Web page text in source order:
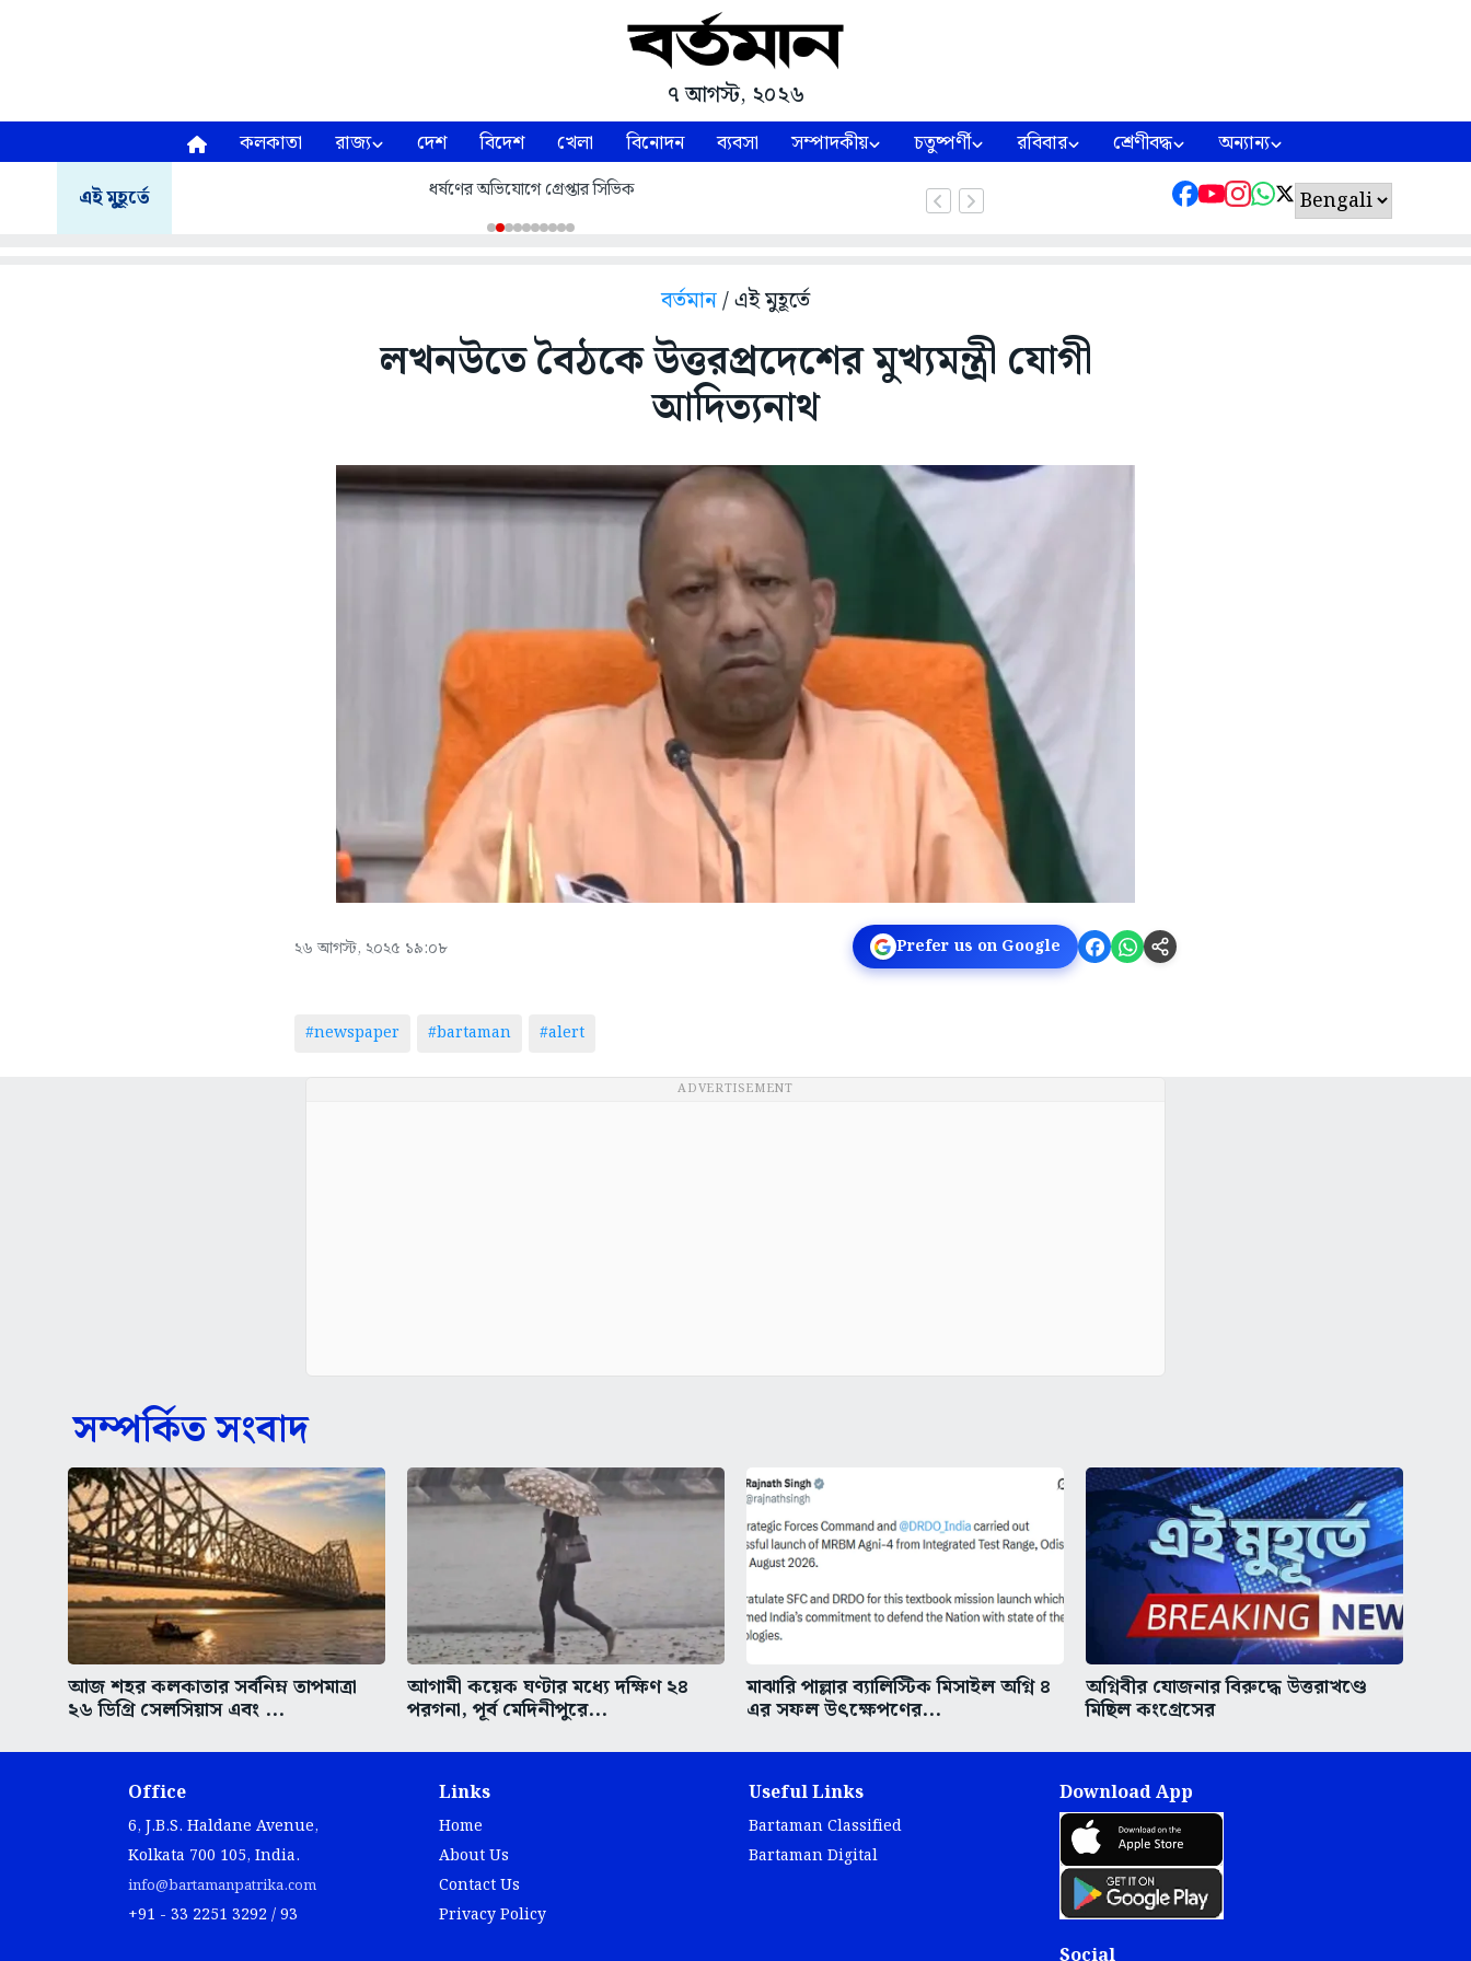
৭ আগস্ট, ২০২৬
কলকাতা রাজ্য দেশ বিদেশ খেলা বিনোদন ব্যবসা সম্পাদকীয় চতুষ্পর্ণী রবিবার শ্রেণীবদ্ধ অন্যান্য
এই মুহূর্তে ধর্ষণের অভিযোগে গ্রেপ্তার সিভিক
বর্তমান/ এই মুহূর্তে
লখনউতে বৈঠকে উত্তরপ্রদেশের মুখ্যমন্ত্রী যোগী
আদিত্যনাথ
২৬ আগস্ট, ২০২৫ ১৯:০৮ Prefer us on Google
#newspaper #bartaman #alert
ADVERTISEMENT
সম্পর্কিত সংবাদ
আজ শহর কলকাতার সর্বনিম্ন তাপমাত্রা
২৬ ডিগ্রি সেলসিয়াস এবং ...
আগামী কয়েক ঘণ্টার মধ্যে দক্ষিণ ২৪
পরগনা, পূর্ব মেদিনীপুরে...
মাঝারি পাল্লার ব্যালিস্টিক মিসাইল অগ্নি ৪
এর সফল উৎক্ষেপণের...
অগ্নিবীর যোজনার বিরুদ্ধে উত্তরাখণ্ডে
মিছিল কংগ্রেসের
Office
6, J.B.S. Haldane Avenue,
Kolkata 700 105, India.
info@bartamanpatrika.com
+91 - 33 2251 3292 / 93
Links
Home
About Us
Contact Us
Privacy Policy
Useful Links
Bartaman Classified
Bartaman Digital
Download App